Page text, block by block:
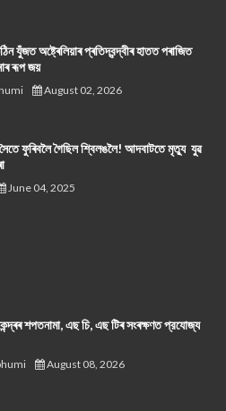
যুঁজত অষ্ট্ৰেলিয়াৰ প্ৰতিদ্বন্দ্বীৰ হাতত পৰাজিত
ৰূপ জয়
August 02, 2026
সৈতে ফুৰিবলৈ গৈছিল শ্বিলঙলৈ! আদবাটতে মৃত্যু যুৱ
June 04, 2025
শপতনামা, এছ চি, এছ টিৰ সংৰক্ষণত প্রযোজ্য
August 08, 2026